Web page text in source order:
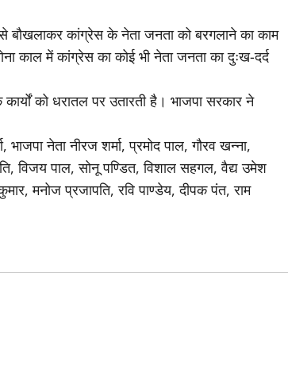
से बौखलाकर कांग्रेस के नेता जनता को बरगलाने का काम
काल में कांग्रेस का कोई भी नेता जनता का दुःख-दर्द
को धरातल पर उतारती है। भाजपा सरकार ने
नेता नीरज शर्मा, प्रमोद पाल, गौरव खन्ना,
विजय पाल, सोनू पण्डित, विशाल सहगल, वैद्य उमेश
मनोज प्रजापति, रवि पाण्डेय, दीपक पंत, राम